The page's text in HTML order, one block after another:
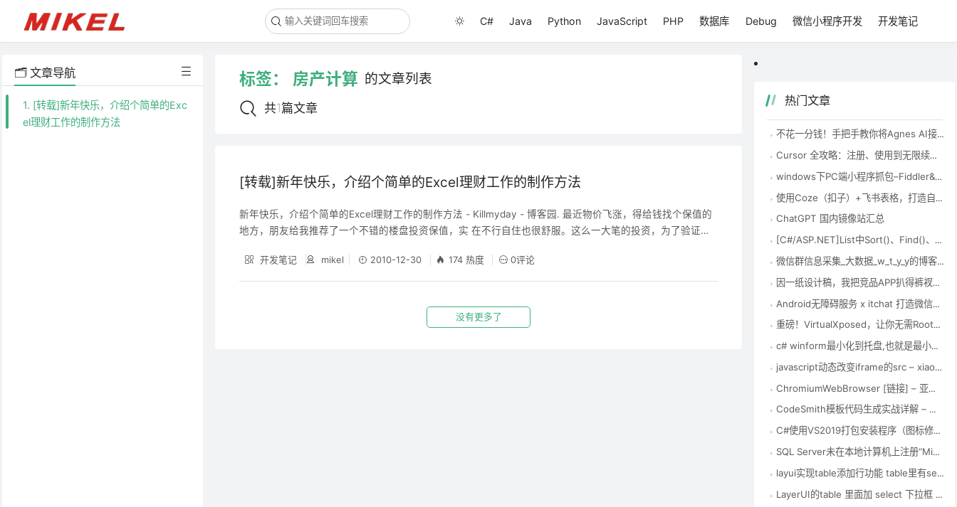
C# Java Python JavaScript PHP 数据库 Debug 微信小程序开发 开发笔记
🗂️ 文章导航
1. [转载]新年快乐，介绍个简单的Exc
el理财工作的制作方法
标签： 房产计算 的文章列表
共1篇文章
[转载]新年快乐，介绍个简单的Excel理财工作的制作方法
新年快乐，介绍个简单的Excel理财工作的制作方法 - Killmyday - 博客园. 最近物价飞涨，得给钱找个保值的
地方，朋友给我推荐了一个不错的楼盘投资保值，实 在不行自住也很舒服。这么一大笔的投资，为了验证一
的 计算，虽然每一步都是很简单的运算，但是很多步串起来，就有点顾此失彼了。因此就想
开发笔记 mikel 2010-12-30 174 热度 0评论
没有更多了
热门文章
不花一分钱！手把手教你将Agnes AI接入Codex，国内零成本用到爽
Cursor 全攻略：注册、使用到无限续杯，一次性讲清楚 – 知乎
windows下PC端小程序抓包–Fiddler&Charles-腾讯云开发者社区-腾讯云
使用Coze（扣子）+飞书表格，打造自动化EXCEL表格数据整理神器-首席AI分享圈
ChatGPT 国内镜像站汇总
[C#/ASP.NET]List中Sort()、Find()、FindAll()、Exist()的使用方法 – zock – 博客园
微信群信息采集_大数据_w_t_y_y的博客-CSDN博客
因一纸设计稿，我把竞品APP扒得裤衩不剩(中)_移动开发_Coder-Pig的猪栏-CSDN博客
Android无障碍服务 x itchat 打造微信半自动机器人_移动开发_Coder-Pig的猪栏-CSDN博客
重磅！VirtualXposed，让你无需Root也能使用Xposed框架！ – Xposed框架中文站
c# winform最小化到托盘,也就是最小化到右下角，其实很简单，winform中有专门的控件 – 要每天开心 – 博客园
javascript动态改变iframe的src – xiaoha – 博客园
ChromiumWebBrowser [链接] – 亚特凯瑟琳 – 博客园
CodeSmith模板代码生成实战详解 – 张龙豪 – 博客园
C#使用VS2019打包安装程序（图标修改和默认安装路径修改） – qq_41487299的博客 – CSDN博客
SQL Server未在本地计算机上注册“Microsoft.ACE.OLEDB.12.0”提供程序 – 踏雪有迹的博客 – CSDN博客
layui实现table添加行功能 table里有select可选择可编辑 并且与form表单一起提交数据保存 – 勤劳的搬运工 – CSDN博客
LayerUI的table 里面加 select 下拉框 – Fly社区